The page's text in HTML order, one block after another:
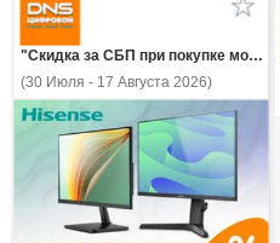
"Скидка за СБП при покупке мониторов Hisense"
(30 Июля - 17 Августа 2026)